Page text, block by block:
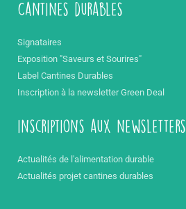
Cantines durables
Signataires
Exposition "Saveurs et Sourires"
Label Cantines Durables
Inscription à la newsletter Green Deal
inscriptions aux newsletters
Actualités de l'alimentation durable
Actualités projet cantines durables